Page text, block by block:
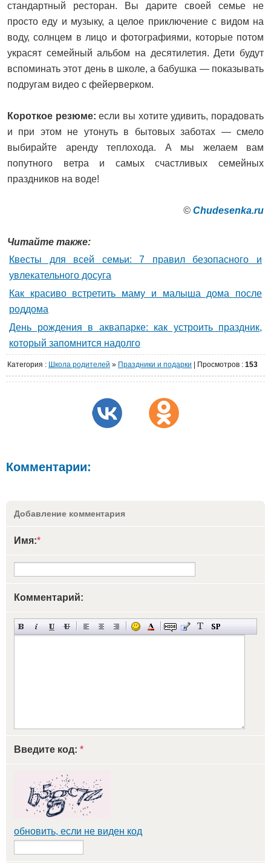
стандартный ресторан. Вы дарите своей семье не
просто еду и музыку, а целое приключение с видом на
воду, солнцем в лицо и фотографиями, которые потом
украсят семейный альбом на десятилетия. Дети будут
вспоминать этот день в школе, а бабушка — показывать
подругам видео с фейерверком.
Короткое резюме: если вы хотите удивить, порадовать
и при этом не утонуть в бытовых заботах — смело
выбирайте аренду теплохода. А мы желаем вам
попутного ветра и самых счастливых семейных
праздников на воде!
© Сhudesenka.ru
Читайте также:
Квесты для всей семьи: 7 правил безопасного и
увлекательного досуга
Как красиво встретить маму и малыша дома после
роддома
День рождения в аквапарке: как устроить праздник,
который запомнится надолго
Категория : Школа родителей » Праздники и подарки Просмотров : 153
Комментарии:
Добавление комментария
Имя:*
Комментарий:
Введите код: *
обновить, если не виден код